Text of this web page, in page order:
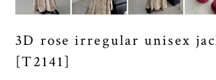
3D rose irregular unisex
[T2141]